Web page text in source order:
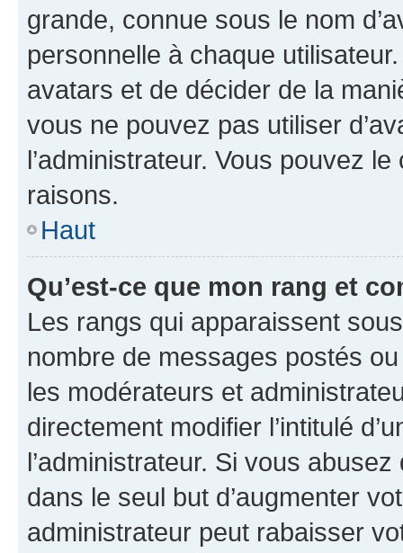
grande, connue sous le nom
personnelle à chaque utilisateur.
avatars et de décider de la
vous ne pouvez pas utiliser
l’administrateur. Vous pouvez
raisons.
Haut
Qu’est-ce que mon rang et
Les rangs qui apparaissent
nombre de messages postés
les modérateurs et
directement modifier l’intitulé
l’administrateur. Si vous
dans le seul but d’augmenter
administrateur peut rabaisser